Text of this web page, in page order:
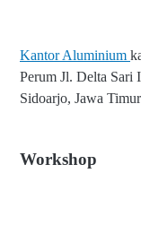
Kantor Aluminium
Perum Jl. Delta Sari
Sidoarjo, Jawa
Workshop